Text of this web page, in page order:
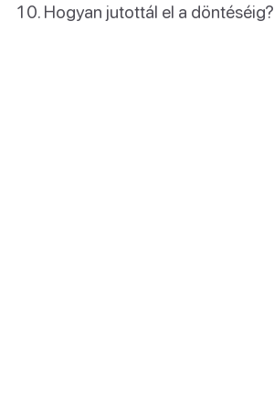
Hogyan jutottál el a döntéséig?